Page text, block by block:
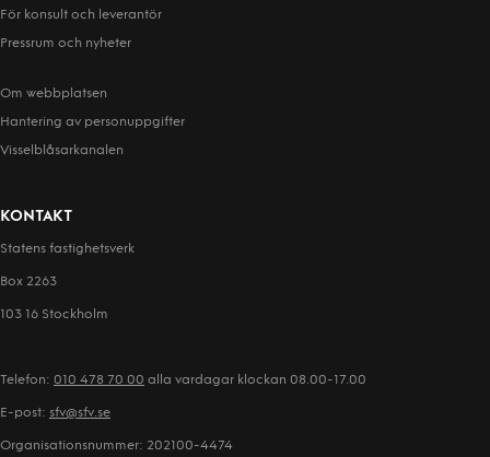
För konsult och leverantör
Pressrum och nyheter
Om webbplatsen
Hantering av person­uppgifter
Visselblåsarkanalen
KONTAKT
Statens fastighetsverk
Box 2263
103 16 Stockholm
Telefon: 010 478 70 00 alla vardagar klockan 08.00-17.00
E-post: sfv@sfv.se
Organisationsnummer: 202100-4474